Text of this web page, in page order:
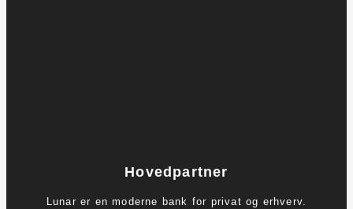
Hovedpartner
Lunar er en moderne bank for privat og erhverv.